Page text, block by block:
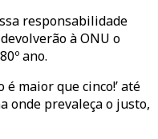
responsabilidade
à ONU o
ano.
é maior que cinco!’ até
onde prevaleça o justo,